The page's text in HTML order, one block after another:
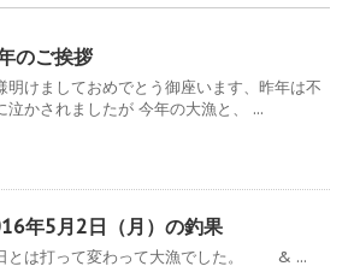
のご挨拶
明けましておめでとう御座います、昨年は不
泣かされましたが 今年の大漁と、 ...
年5月2日（月）の釣果
とは打って変わって大漁でした。 & ...